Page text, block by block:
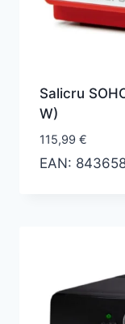
Salicru
W)
115,99 €
EAN: